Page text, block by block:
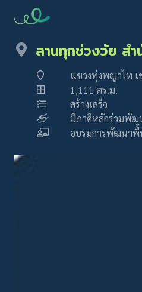
ลานทุกช่วงวัย สำ
แขวงทุ่งพญาไท เ
1,111 ตร.ม.
สร้างเสร็จ
มีภาคีหลักร่วมพัฒ
อบรมการพัฒนา